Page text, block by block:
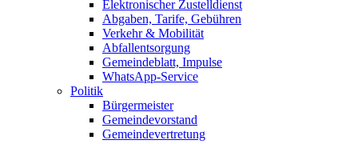
Elektronischer Zustelldienst
Abgaben, Tarife, Gebühren
Verkehr & Mobilität
Abfallentsorgung
Gemeindeblatt, Impulse
WhatsApp-Service
Politik
Bürgermeister
Gemeindevorstand
Gemeindevertretung